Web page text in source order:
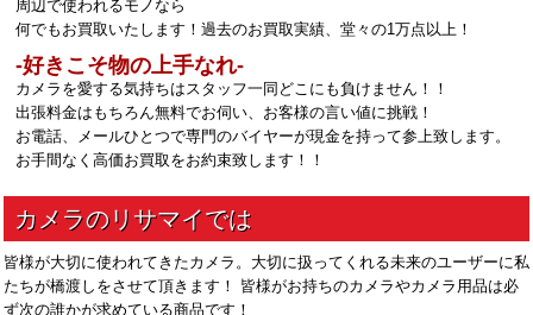
周辺で使われるモノなら
何でもお買取いたします！過去のお買取実績、堂々の1万点以上！
‐好きこそ物の上手なれ‐
カメラを愛する気持ちはスタッフ一同どこにも負けません！！
出張料金はもちろん無料でお伺い、お客様の言い値に挑戦！
お電話、メールひとつで専門のバイヤーが現金を持って参上致します。
お手間なく高価お買取をお約束致します！！
皆様が大切に使われてきたカメラ。大切に扱ってくれる未来のユーザーに私
たちが橋渡しをさせて頂きます！ 皆様がお持ちのカメラやカメラ用品は必
ず次の誰かが求めている商品です！